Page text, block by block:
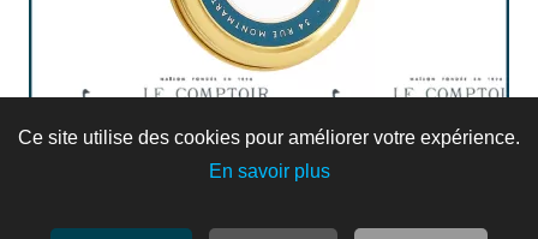
Ce site utilise des cookies pour améliorer votre expérience.
En savoir plus